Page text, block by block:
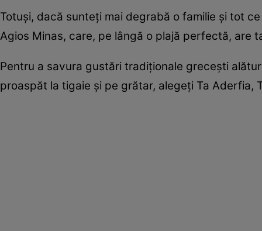
Totuși, dacă sunteți mai degrabă o familie și tot
Agios Minas, care, pe lângă o plajă perfectă, are
Pentru a savura gustări tradiționale grecești
proaspăt la tigaie și pe grătar, alegeți Ta Aderfia,